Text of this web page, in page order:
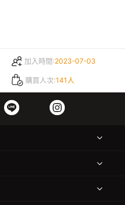
加入時間:2023-07-03
購買人次:141人